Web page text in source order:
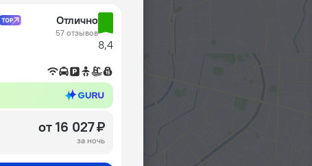
Отлично
57 отзывов
8,4
от 16 027 ₽
за ночь